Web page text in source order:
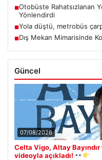
■Otobüste Rahatsızlanan
Yönlendirdi
■Yola düştü, metrobüs
■Dış Mekan Mimarisinde
Güncel
07/08/2026
Celta Vigo, Altay
videoyla açıkladı!